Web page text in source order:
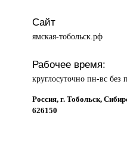
Сайт
ямская-тобольск.рф
Рабочее время:
круглосуточно пн-вс без
Россия, г. Тобольск,
626150